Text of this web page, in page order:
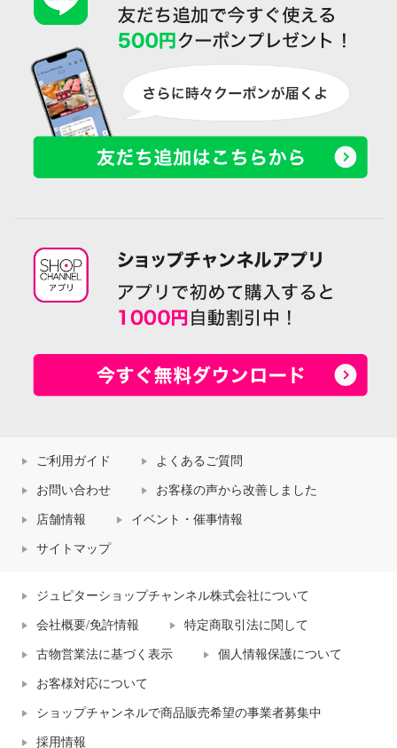
ご利用ガイド よくあるご質問
お問い合わせ お客様の声から改善しました
店舗情報 イベント・催事情報
サイトマップ
ジュピターショップチャンネル株式会社について
会社概要/免許情報 特定商取引法に関して
古物営業法に基づく表示 個人情報保護について
お客様対応について
ショップチャンネルで商品販売希望の事業者募集中
採用情報